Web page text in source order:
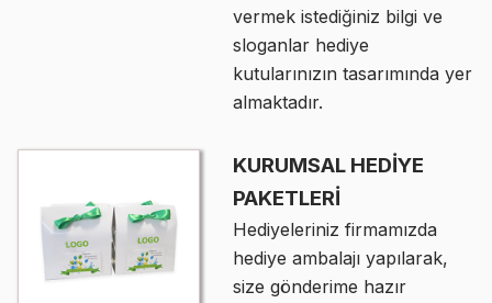
vermek istediğiniz bilgi ve
sloganlar hediye
kutularınızın tasarımında yer
almaktadır.
KURUMSAL HEDİYE
PAKETLERİ
Hediyeleriniz firmamızda
hediye ambalajı yapılarak,
size gönderime hazır